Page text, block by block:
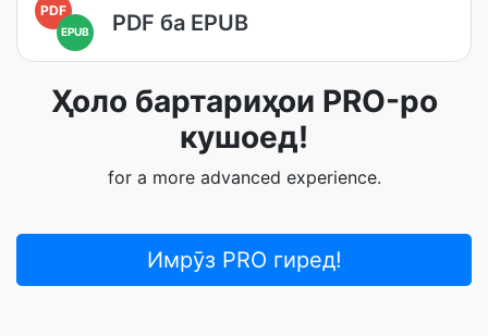
PDF
EPUB PDF ба EPUB
Ҳоло бартариҳои PRO-ро
кушоед!
for a more advanced experience.
Имрӯз PRO гиред!